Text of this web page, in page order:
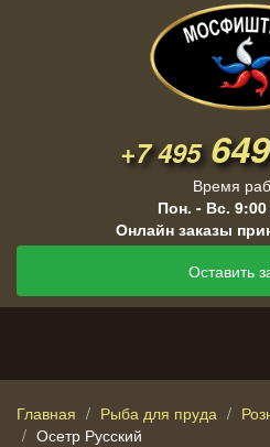
+7 495
Время
Пон. - Вс.
Онлайн заказы
Оставить
Главная Рыба для пруда
Осетр Русский